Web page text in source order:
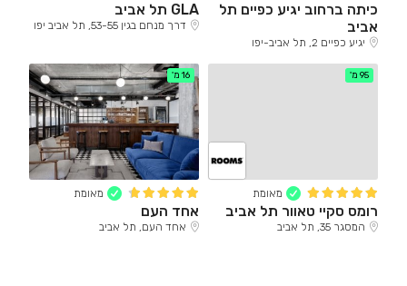
כיתה ברחוב יגיע כפיים תל
אביב
יגיע כפיים 2, תל אביב-יפו
GLA תל אביב
דרך מנחם בגין 53-55, תל אביב יפו
מאומת
95 מ'
רומס סקיי טאוור תל אביב
המסגר 35, תל אביב
מאומת
16 מ'
אחד העם
אחד העם, תל אביב